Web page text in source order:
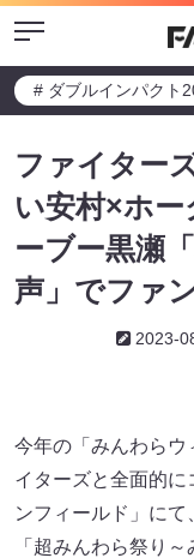
Menu
# ダブルインパクト
ファイター
い安村×ホ
ーブー黒瀬
声」でファ
2023-
今年の「みんわらウ
イターズと全面的に
ンフィールド」に
「超みんわら祭り